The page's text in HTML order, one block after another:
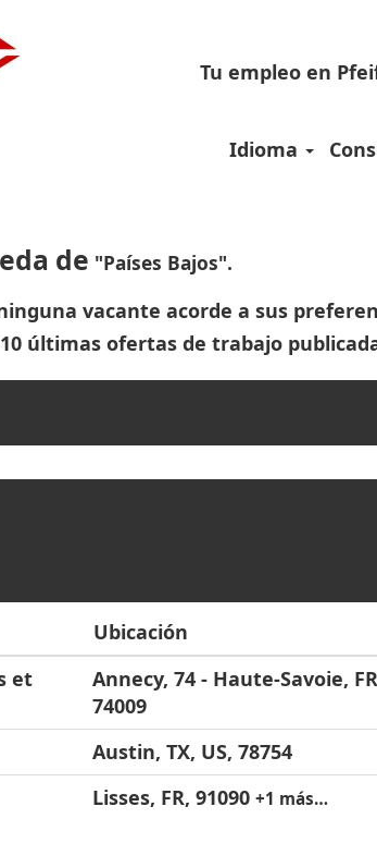
Tu empleo en
Idioma
de "Países Bajos".
vacante acorde a sus
últimas ofertas de trabajo
Ubicación
et
Annecy, 74 - Haute-Savoie,
74009
Austin, TX, US, 78754
Lisses, FR, 91090 +1 más…